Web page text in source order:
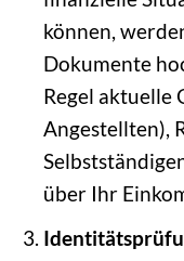
können,
Dokumente
Regel aktuelle
Angestellten),
über Ihr